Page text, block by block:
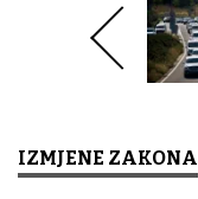
IZMJENE ZAKONA